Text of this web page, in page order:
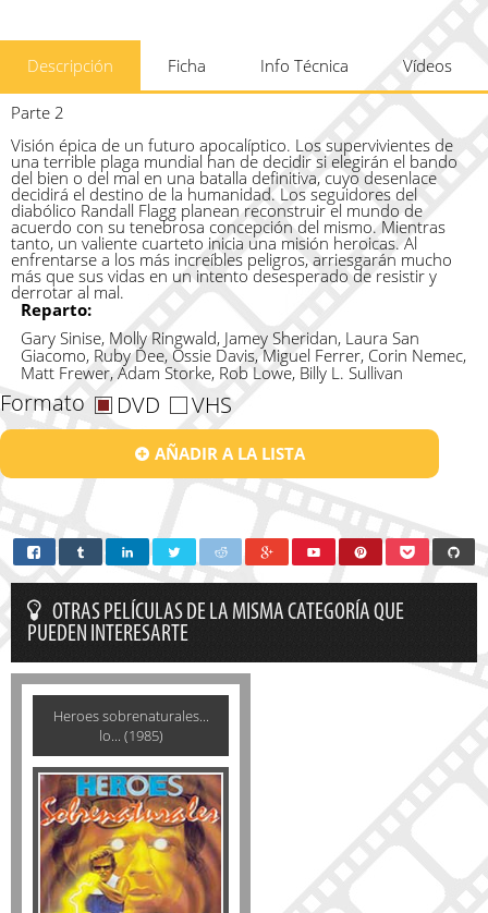
Descripción Ficha Info Técnica Vídeos
Parte 2
Visión épica de un futuro apocalíptico. Los supervivientes de
una terrible plaga mundial han de decidir si elegirán el bando
del bien o del mal en una batalla definitiva, cuyo desenlace
decidirá el destino de la humanidad. Los seguidores del
diabólico Randall Flagg planean reconstruir el mundo de
acuerdo con su tenebrosa concepción del mismo. Mientras
tanto, un valiente cuarteto inicia una misión heroicas. Al
enfrentarse a los más increíbles peligros, arriesgarán mucho
más que sus vidas en un intento desesperado de resistir y
derrotar al mal.
Reparto:
Gary Sinise, Molly Ringwald, Jamey Sheridan, Laura San
Giacomo, Ruby Dee, Ossie Davis, Miguel Ferrer, Corin Nemec,
Matt Frewer, Adam Storke, Rob Lowe, Billy L. Sullivan
Formato DVD VHS
AÑADIR A LA LISTA
OTRAS PELÍCULAS DE LA MISMA CATEGORÍA QUE
PUEDEN INTERESARTE
Heroes sobrenaturales...
lo... (1985)